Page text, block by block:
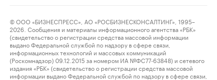
© ООО «БИЗНЕСПРЕСС», АО «РОСБИЗНЕСКОНСАЛТИНГ», 1995–
2026. Сообщения и материалы информационного агентства «РБК»
(свидетельство о регистрации средства массовой информации
выдано Федеральной службой по надзору в сфере связи,
информационных технологий и массовых коммуникаций
(Роскомнадзор) 09.12.2015 за номером ИА №ФС77-63848) и сетевого
издания «РБК» (свидетельство о регистрации средства массовой
информации выдано Федеральной службой по надзору в сфере связи,